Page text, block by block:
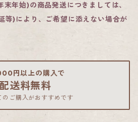
年始)の商品発送につきましては、
等)により、ご希望に添えない場合が
円以上の購入で
配送料無料
のご購入がおすすめです